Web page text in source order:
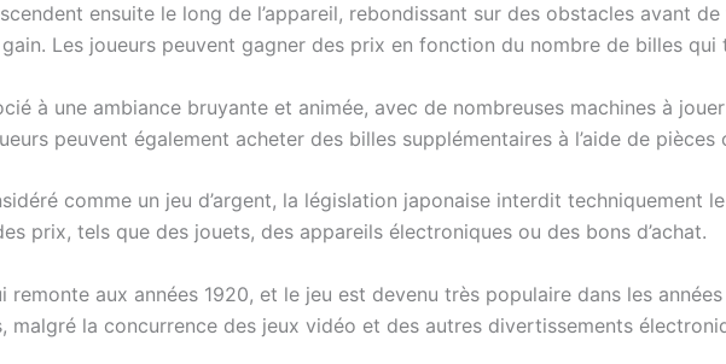
ensuite le long de l’appareil, rebondissant sur des obstacles avant
Les joueurs peuvent gagner des prix en fonction du nombre de billes
à une ambiance bruyante et animée, avec de nombreuses machines à
peuvent également acheter des billes supplémentaires à l’aide de
comme un jeu d’argent, la législation japonaise interdit techniquement
prix, tels que des jouets, des appareils électroniques ou des bons d’achat.
remonte aux années 1920, et le jeu est devenu très populaire dans les
malgré la concurrence des jeux vidéo et des autres divertissements